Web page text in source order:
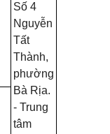
Số 4
Nguyễn
Tất
Thành,
phường
Bà Rịa.
- Trung
tâm